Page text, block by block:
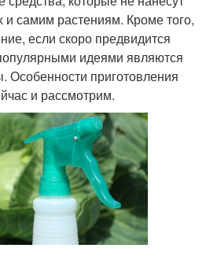
самим растениям. Кроме того,
если скоро предвидится
идеями являются
Особенности приготовления
и рассмотрим.